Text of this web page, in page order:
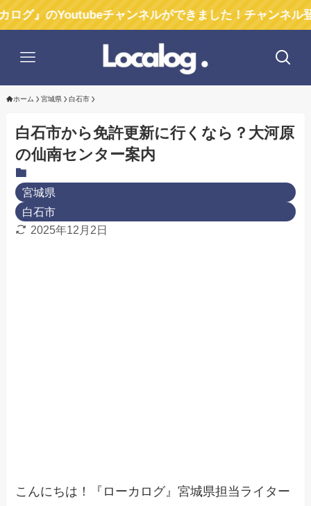
チャンネルができました！チャンネル登録お願いし
ホーム 宮城県 白石市
白石市から免許更新に行くなら？大河原
の仙南センター案内
宮城県
白石市
2025年12月2日
こんにちは！『ローカログ』宮城県担当ライター